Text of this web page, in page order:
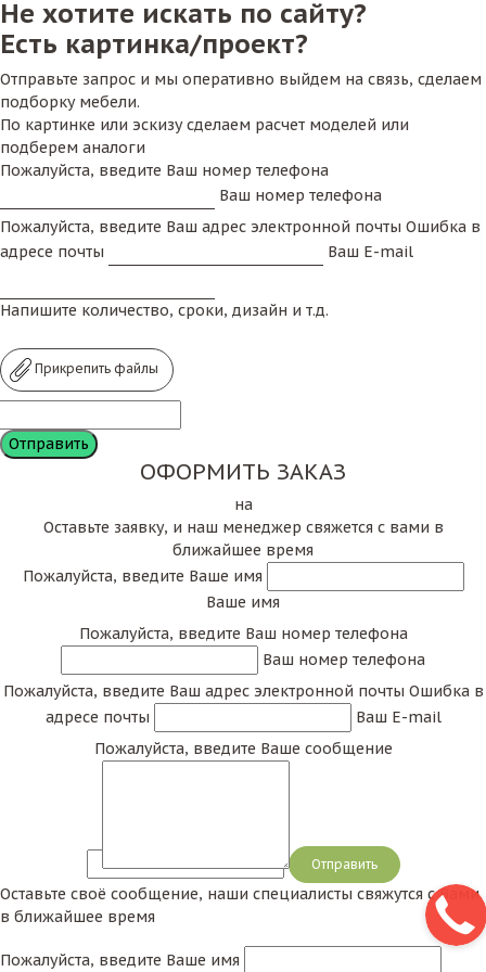
банкетные столы круглые, как правило,
диаметром 150см и 180см. Не редки случаи и
увеличения размеров. Это обосновано
вдвойне: для комплектации зала потребуется
значительно меньшее количество мебели, а
так же станет возможным сервировка и
украшение блюдами (что сложно сделать на
маленьких поверхностях).
Стол для банкетапосле его эксплуатации
необходимо где-то хранить. В идеале
складывающимися под нее ногами. Благодаря
стопки. И на буквально 2-х квадратных метрах
площади можно хранить от 15 до 30 штук.
Так жестолы для банкетных
заловподвержены ударам, большой нагрузке
(полная сервировка и блюда, давление
локтями). Поэтому они сконструированы с
запасом прочности: стальной каркас
закреплен к покрытой пластиком столешнице
при помощи нужного количества саморезов. И
только к самому каркасу прикрепляются
равномерно и эффект вырывания ножек
практически исключено.
Стол для банкета: как
выбрать?
складной механизм, но он является частью
основания.
1) Ножки и складной механизм изготавливают из
металлов (возможны редкие исключения). Сплавы
железа: сталь, нержавеющая сталь. В качестве
Не хотите искать по сайту?
Есть картинка/проект?
Отправьте запрос и мы оперативно выйдем на связь, сделаем
подборку мебели.
По картинке или эскизу сделаем расчет моделей или
подберем аналоги
Пожалуйста, введите Ваш номер телефона
Ваш номер телефона
Пожалуйста, введите Ваш адрес электронной почты Ошибка в
адресе почты
Ваш E-mail
Напишите количество, сроки, дизайн и т.д.
Прикрепить файлы
ОФОРМИТЬ ЗАКАЗ
на
Оставьте заявку, и наш менеджер свяжется с вами в
ближайшее время
Пожалуйста, введите Ваше имя
Ваше имя
Пожалуйста, введите Ваш номер телефона
Ваш номер телефона
Пожалуйста, введите Ваш адрес электронной почты Ошибка в
адресе почты
Ваш E-mail
Пожалуйста, введите Ваше сообщение
Сообщение
Оставьте своё сообщение, наши специалисты свяжутся с Вами
в ближайшее время
Пожалуйста, введите Ваше имя